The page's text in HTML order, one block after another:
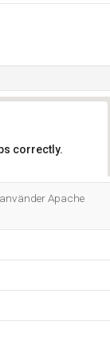
correctly.
Apache